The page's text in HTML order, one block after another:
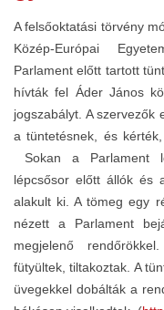
A felsőoktatási törvény
Közép-Európai
Parlament előtt tartott
hívták fel Áder János
jogszabályt. A szervezők
a tüntetésnek, és
Sokan a Parlament
lépcsősor előtt állók és
alakult ki. A tömeg egy
nézett a Parlament
megjelenő
fütyültek, tiltakoztak. A
üvegekkel dobálták a